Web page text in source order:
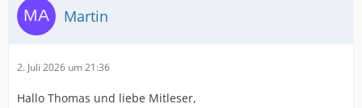
Martin
2. Juli 2026 um 21:36
Hallo Thomas und liebe Mitleser,